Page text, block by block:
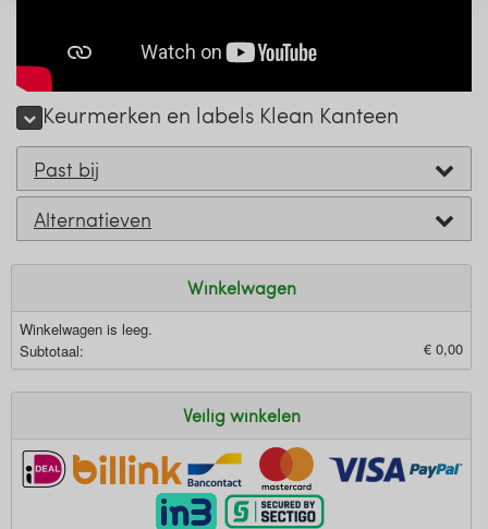
Keurmerken en labels Klean Kanteen
Past bij
Alternatieven
Winkelwagen
Winkelwagen is leeg.
Subtotaal:
€ 0,00
Veilig winkelen